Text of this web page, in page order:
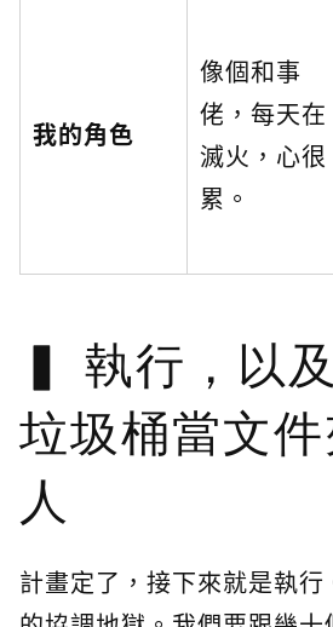
我的角色
像個和事
佬，每天在
滅火，心很
累。
執行，以
垃圾桶當文件
人
計畫定了，接下來就是執行